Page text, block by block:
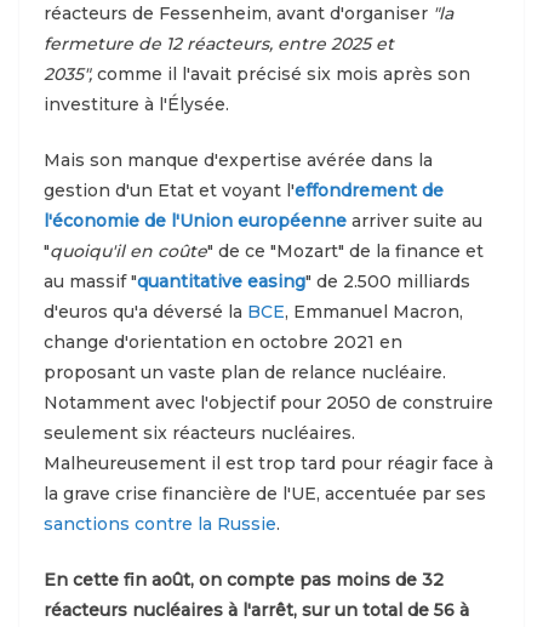
réacteurs de Fessenheim, avant d'organiser "la
fermeture de 12 réacteurs, entre 2025 et
2035", comme il l'avait précisé six mois après son
investiture à l'Élysée.
Mais son manque d'expertise avérée dans la
gestion d'un Etat et voyant l'effondrement de
l'économie de l'Union européenne arriver suite au
"quoiqu'il en coûte" de ce "Mozart" de la finance et
au massif "quantitative easing" de 2.500 milliards
d'euros qu'a déversé la BCE, Emmanuel Macron,
change d'orientation en octobre 2021 en
proposant un vaste plan de relance nucléaire.
Notamment avec l'objectif pour 2050 de construire
seulement six réacteurs nucléaires.
Malheureusement il est trop tard pour réagir face à
la grave crise financière de l'UE, accentuée par ses
sanctions contre la Russie.
En cette fin août, on compte pas moins de 32
réacteurs nucléaires à l'arrêt, sur un total de 56 à